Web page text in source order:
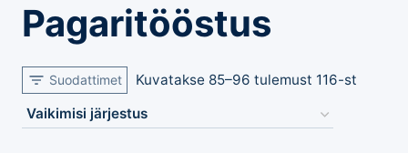
Pagaritööstus
Suodattimet Kuvatakse 85–96 tulemust 116-st